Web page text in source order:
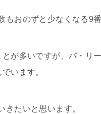
おのずと少なくなる9番
が多いですが、パ・リ
います。
きたいと思います。